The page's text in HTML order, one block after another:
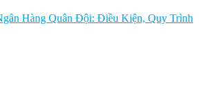
Hàng Quân Đội: Điều Kiện, Quy Trình